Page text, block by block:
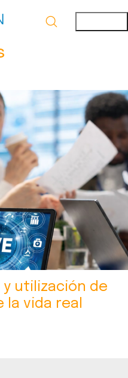
y utilización de
la vida real